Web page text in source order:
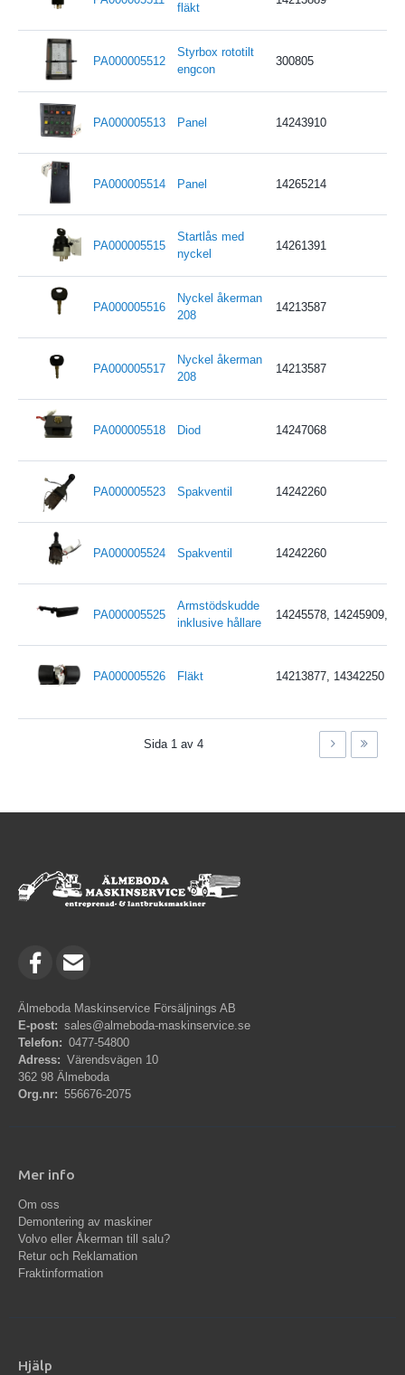
fläkt
PA000005512
Styrbox rototilt
engcon
300805
PA000005513 Panel 14243910
PA000005514 Panel 14265214
PA000005515
Startlås med
nyckel
14261391
PA000005516
Nyckel åkerman
208
14213587
PA000005517
Nyckel åkerman
208
14213587
PA000005518 Diod 14247068
PA000005523 Spakventil 14242260
PA000005524 Spakventil 14242260
PA000005525
Armstödskudde
inklusive hållare
14245578, 14245909,
PA000005526 Fläkt 14213877, 14342250
Sida 1 av 4
Älmeboda Maskinservice Försäljnings AB
E-post: sales@almeboda-maskinservice.se
Telefon: 0477-54800
Adress: Värendsvägen 10
362 98 Älmeboda
Org.nr: 556676-2075
Mer info
Om oss
Demontering av maskiner
Volvo eller Åkerman till salu?
Retur och Reklamation
Fraktinformation
Hjälp